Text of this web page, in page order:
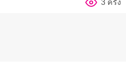
3 ครั้ง